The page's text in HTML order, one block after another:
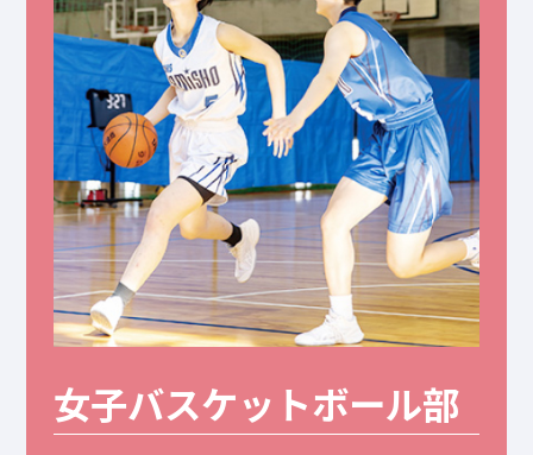
女子バスケットボール部